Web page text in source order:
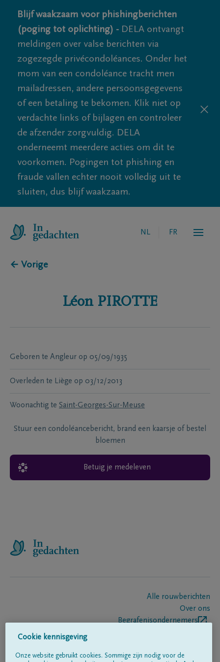
Blijf waakzaam voor phishingberichten
(poging tot oplichting) - DELA ontvangt
meldingen over valse berichten via
zogezegde privécondoléances. Onder het
mom van een condoléance tracht men
mailadressen, andere persoonsgegevens
of een betaling te bekomen. Klik niet op
verdachte links of bijlagen en controleer
de afzender zorgvuldig. DELA
onderneemt meerdere acties om dit te
voorkomen. Pogingen tot phishing en
fraude vallen echter nooit volledig uit te
sluiten, dus blijf waakzaam.
NL FR
← Vorige
Léon PIROTTE
Geboren te Angleur op 05/09/1935
Overleden te Liège op 03/12/2013
Woonachtig te Saint-Georges-Sur-Meuse
Stuur een condoléancebericht, brand een kaarsje of bestel
bloemen
Betuig je medeleven
Alle rouwberichten
Over ons
Begrafenisondernemers
Cookie kennisgeving
Onze website gebruikt cookies. Sommige zijn nodig voor de